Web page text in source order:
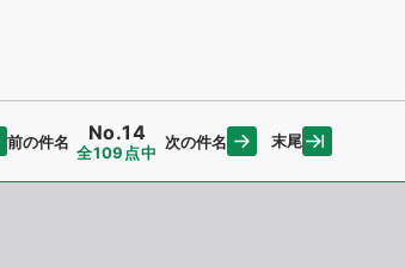
前の件名 No.14
全109点中
次の件名 末尾